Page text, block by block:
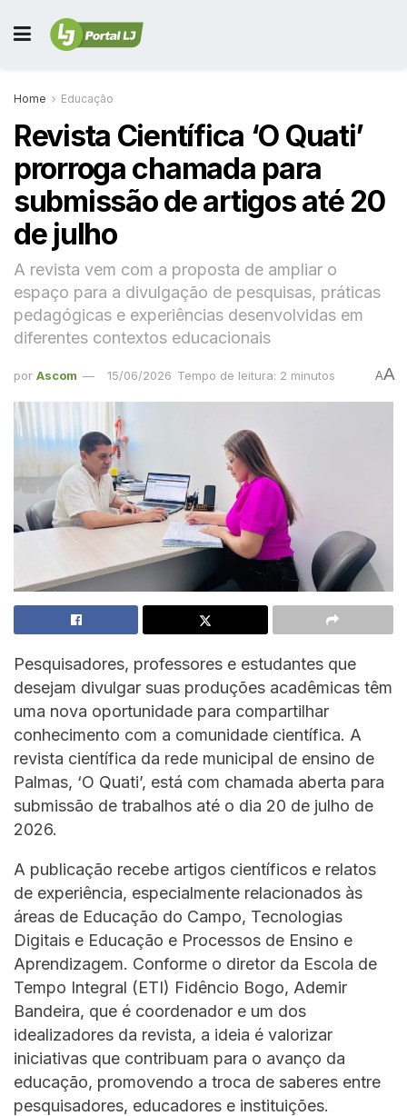
Home Educação
Revista Científica ‘O Quati’
prorroga chamada para
submissão de artigos até 20
de julho
A revista vem com a proposta de ampliar o
espaço para a divulgação de pesquisas, práticas
pedagógicas e experiências desenvolvidas em
diferentes contextos educacionais
por Ascom 15/06/2026 Tempo de leitura: 2 minutos AA
Pesquisadores, professores e estudantes que
desejam divulgar suas produções acadêmicas têm
uma nova oportunidade para compartilhar
conhecimento com a comunidade científica. A
revista científica da rede municipal de ensino de
Palmas, ‘O Quati’, está com chamada aberta para
submissão de trabalhos até o dia 20 de julho de
2026.
A publicação recebe artigos científicos e relatos
de experiência, especialmente relacionados às
áreas de Educação do Campo, Tecnologias
Digitais e Educação e Processos de Ensino e
Aprendizagem. Conforme o diretor da Escola de
Tempo Integral (ETI) Fidêncio Bogo, Ademir
Bandeira, que é coordenador e um dos
idealizadores da revista, a ideia é valorizar
iniciativas que contribuam para o avanço da
educação, promovendo a troca de saberes entre
pesquisadores, educadores e instituições.